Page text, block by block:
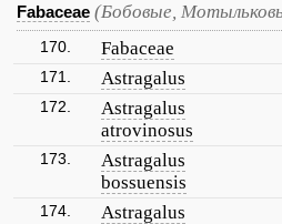
Fabaceae (Бобовые,
170. Fabaceae
171. Astragalus
172.
Astragalus
atrovinosus
173.
Astragalus
bossuensis
174.
Astragalus